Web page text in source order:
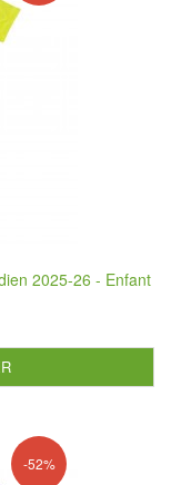
2025-26 - Enfant
-52%